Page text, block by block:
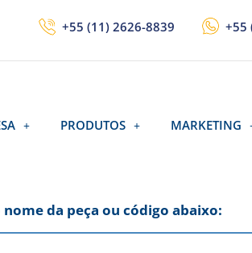
+55 (11) 2626-8839 +55
PRODUTOS MARKETING
nome da peça ou código abaixo: